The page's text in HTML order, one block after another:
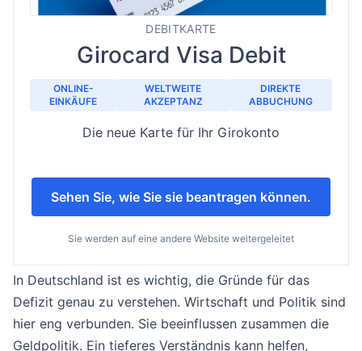
DEBITKARTE
Girocard Visa Debit
ONLINE-
EINKÄUFE
WELTWEITE
AKZEPTANZ
DIREKTE
ABBUCHUNG
Die neue Karte für Ihr Girokonto
Sehen Sie, wie Sie sie beantragen können.
Sie werden auf eine andere Website weitergeleitet
In Deutschland ist es wichtig, die Gründe für das
Defizit genau zu verstehen. Wirtschaft und Politik sind
hier eng verbunden. Sie beeinflussen zusammen die
Geldpolitik. Ein tieferes Verständnis kann helfen,